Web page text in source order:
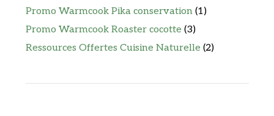
Promo Warmcook Pika conservation (1)
Promo Warmcook Roaster cocotte (3)
Ressources Offertes Cuisine Naturelle (2)